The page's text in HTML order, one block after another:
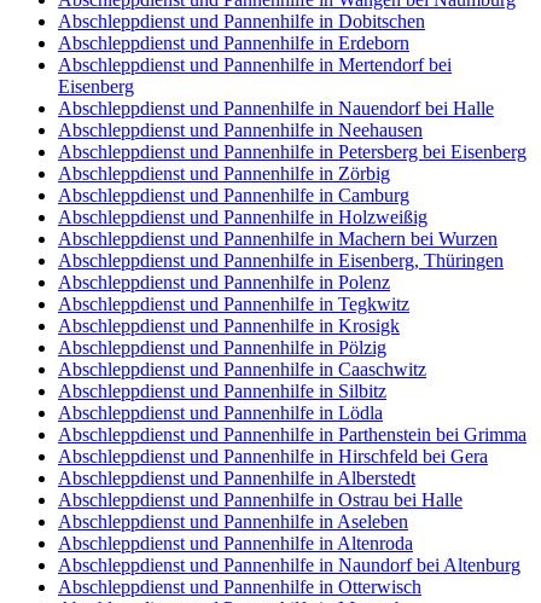
Abschleppdienst und Pannenhilfe in Dobitschen
Abschleppdienst und Pannenhilfe in Erdeborn
Abschleppdienst und Pannenhilfe in Mertendorf bei
Eisenberg
Abschleppdienst und Pannenhilfe in Nauendorf bei Halle
Abschleppdienst und Pannenhilfe in Neehausen
Abschleppdienst und Pannenhilfe in Petersberg bei Eisenberg
Abschleppdienst und Pannenhilfe in Zörbig
Abschleppdienst und Pannenhilfe in Camburg
Abschleppdienst und Pannenhilfe in Holzweißig
Abschleppdienst und Pannenhilfe in Machern bei Wurzen
Abschleppdienst und Pannenhilfe in Eisenberg, Thüringen
Abschleppdienst und Pannenhilfe in Polenz
Abschleppdienst und Pannenhilfe in Tegkwitz
Abschleppdienst und Pannenhilfe in Krosigk
Abschleppdienst und Pannenhilfe in Pölzig
Abschleppdienst und Pannenhilfe in Caaschwitz
Abschleppdienst und Pannenhilfe in Silbitz
Abschleppdienst und Pannenhilfe in Lödla
Abschleppdienst und Pannenhilfe in Parthenstein bei Grimma
Abschleppdienst und Pannenhilfe in Hirschfeld bei Gera
Abschleppdienst und Pannenhilfe in Alberstedt
Abschleppdienst und Pannenhilfe in Ostrau bei Halle
Abschleppdienst und Pannenhilfe in Aseleben
Abschleppdienst und Pannenhilfe in Altenroda
Abschleppdienst und Pannenhilfe in Naundorf bei Altenburg
Abschleppdienst und Pannenhilfe in Otterwisch